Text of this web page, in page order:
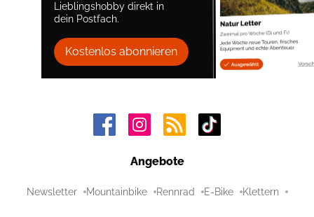
Lieblingshobby direkt in
dein Postfach.
Kostenlos abonnieren
Angebote
Newsletter Mountainbike Rennrad E-Bike Klettern